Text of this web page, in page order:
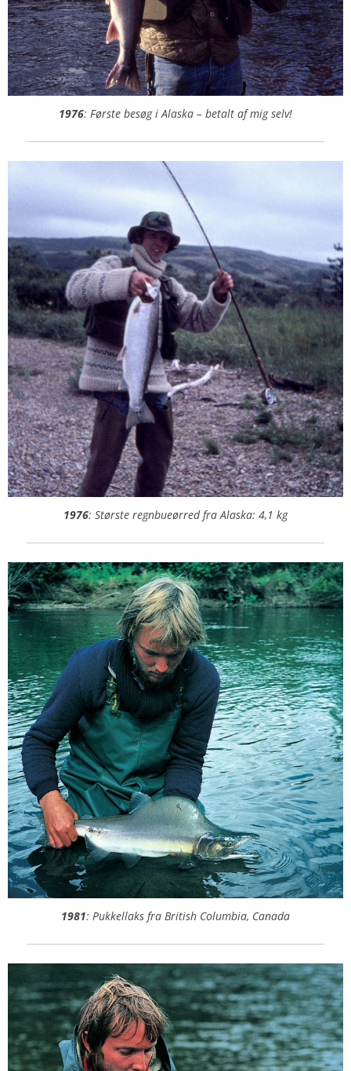
1976: Første besøg i Alaska – betalt af mig selv!
1976: Største regnbueørred fra Alaska: 4,1 kg
1981: Pukkellaks fra British Columbia, Canada